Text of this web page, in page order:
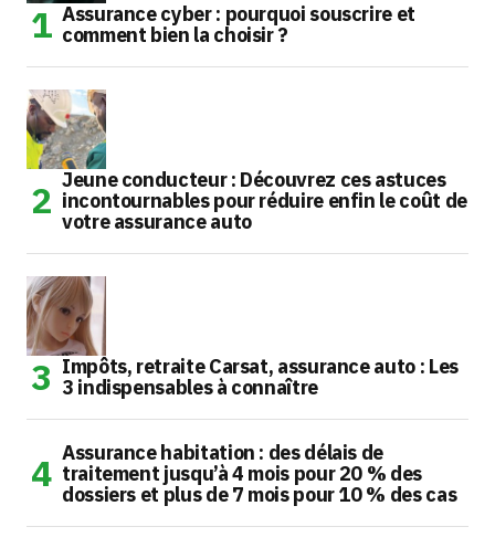
Assurance cyber : pourquoi souscrire et
comment bien la choisir ?
Jeune conducteur : Découvrez ces astuces
incontournables pour réduire enfin le coût de
votre assurance auto
Impôts, retraite Carsat, assurance auto : Les
3 indispensables à connaître
Assurance habitation : des délais de
traitement jusqu’à 4 mois pour 20 % des
dossiers et plus de 7 mois pour 10 % des cas